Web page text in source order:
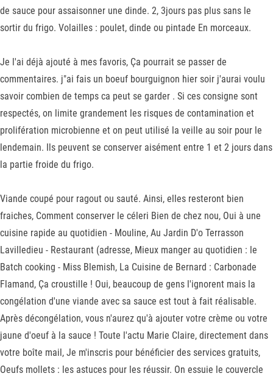
de sauce pour assaisonner une dinde. 2, 3jours pas plus sans le
sortir du frigo. Volailles : poulet, dinde ou pintade En morceaux.
Je l'ai déjà ajouté à mes favoris, Ça pourrait se passer de
commentaires. j"ai fais un boeuf bourguignon hier soir j'aurai voulu
savoir combien de temps ca peut se garder . Si ces consigne sont
respectés, on limite grandement les risques de contamination et
prolifération microbienne et on peut utilisé la veille au soir pour le
lendemain. Ils peuvent se conserver aisément entre 1 et 2 jours dans
la partie froide du frigo.
Viande coupé pour ragout ou sauté. Ainsi, elles resteront bien
fraiches, Comment conserver le céleri Bien de chez nou, Oui à une
cuisine rapide au quotidien - Mouline, Au Jardin D'o Terrasson
Lavilledieu - Restaurant (adresse, Mieux manger au quotidien : le
Batch cooking - Miss Blemish, La Cuisine de Bernard : Carbonade
Flamand, Ça croustille ! Oui, beaucoup de gens l'ignorent mais la
congélation d'une viande avec sa sauce est tout à fait réalisable.
Après décongélation, vous n'aurez qu'à ajouter votre crème ou votre
jaune d'oeuf à la sauce ! Toute l'actu Marie Claire, directement dans
votre boîte mail, Je m'inscris pour bénéficier des services gratuits,
Oeufs mollets : les astuces pour les réussir. On essuie le couvercle